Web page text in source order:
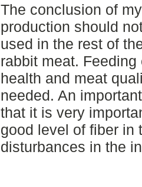
The conclusion of
production should
used in the rest of
rabbit meat.
health and meat
needed. An
that it is very
good level of fiber in
disturbances in the